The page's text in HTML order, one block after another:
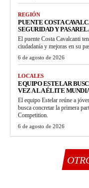
REGIÓN
PUENTE COSTA
SEGURIDAD Y
El puente Costa Cavalcanti
ciudadanía y mejoras en su
6 de agosto de 2026
LOCALES
EQUIPO ESTELAR
VEZ A LA ÉLITE
El equipo Estelar reúne a
busca concretar la primera
Competition.
6 de agosto de 2026